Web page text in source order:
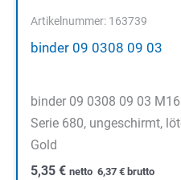
Artikelnummer: 163739
binder 09 0308 09 03
binder 09 0308 09 03
Serie 680, ungeschirmt,
Gold
5,35 € netto 6,37 € brutto